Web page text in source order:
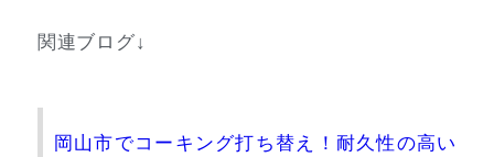
関連ブログ↓
岡山市でコーキング打ち替え！耐久性の高い